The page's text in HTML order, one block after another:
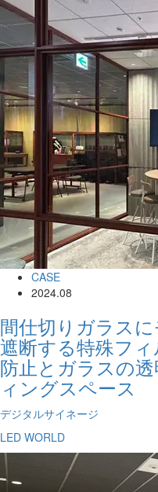
CASE
2024.08
間仕切りガラス
遮断する特殊フ
防止とガラスの
ィングスペース
デジタルサイネージ
LED WORLD